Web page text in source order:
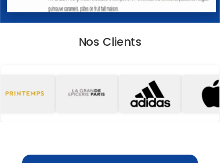
Nos Clients